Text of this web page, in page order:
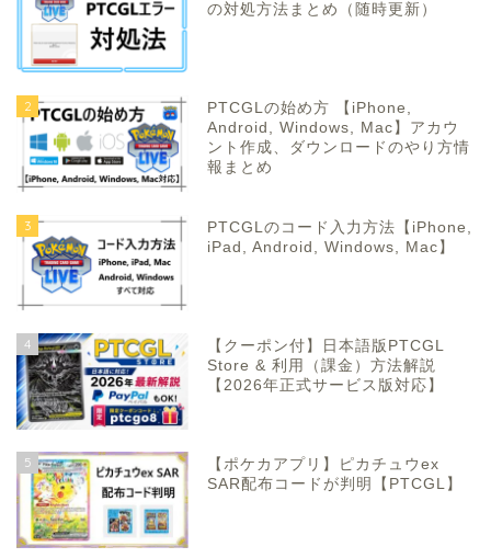
の対処方法まとめ（随時更新）
2
PTCGLの始め方 【iPhone,
Android, Windows, Mac】アカウ
ント作成、ダウンロードのやり方情
報まとめ
3
PTCGLのコード入力方法【iPhone,
iPad, Android, Windows, Mac】
4
【クーポン付】日本語版PTCGL
Store & 利用（課金）方法解説
【2026年正式サービス版対応】
5
【ポケカアプリ】ピカチュウex
SAR配布コードが判明【PTCGL】